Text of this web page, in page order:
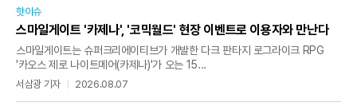
핫이슈
스마일게이트 '카제나', '코믹월드' 현장 이벤트로 이용자와 만난다
스마일게이트는 슈퍼크리에이티브가 개발한 다크 판타지 로그라이크 RPG
'카오스 제로 나이트메어(카제나)'가 오는 15...
서삼광 기자 2026.08.07